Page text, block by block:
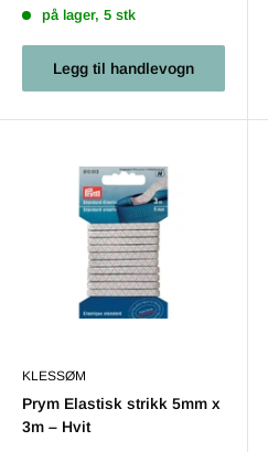
på lager, 5 stk
Legg til handlevogn
KLESSØM
Prym Elastisk strikk 5mm x
3m – Hvit